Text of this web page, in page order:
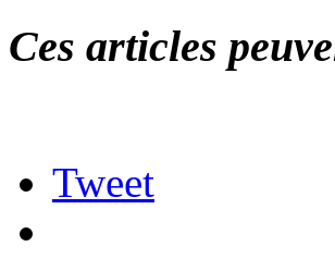
Ces articles
Tweet